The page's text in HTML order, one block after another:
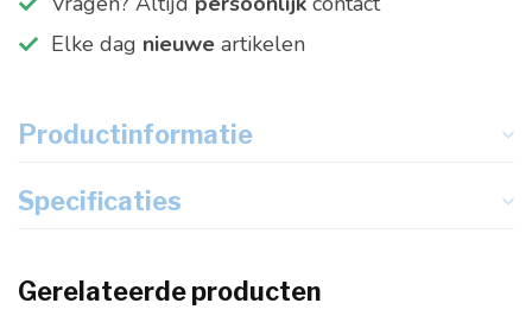
Elke dag nieuwe artikelen
Productinformatie
Specificaties
Gerelateerde producten